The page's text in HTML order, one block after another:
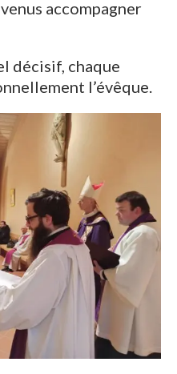
accompagner
décisif, chaque
l’évêque.